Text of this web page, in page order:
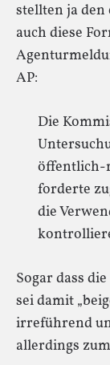
stellten ja
auch diese
AP:
Die
öffentlich-
forderte
die
Sogar dass
sei damit
irreführend
allerdings